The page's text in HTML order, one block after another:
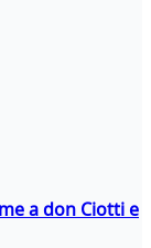
a don Ciotti e